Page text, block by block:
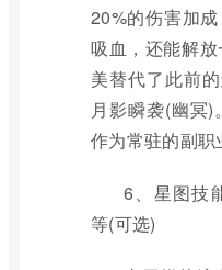
20%的伤害加
吸血，还能解
美替代了此前
月影瞬袭(幽冥
作为常驻的副职
6、星图技
等(可选)